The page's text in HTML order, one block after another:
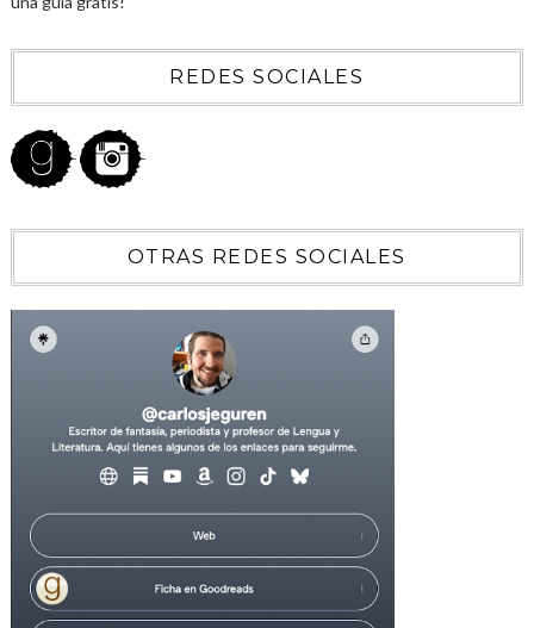
REDES SOCIALES
OTRAS REDES SOCIALES